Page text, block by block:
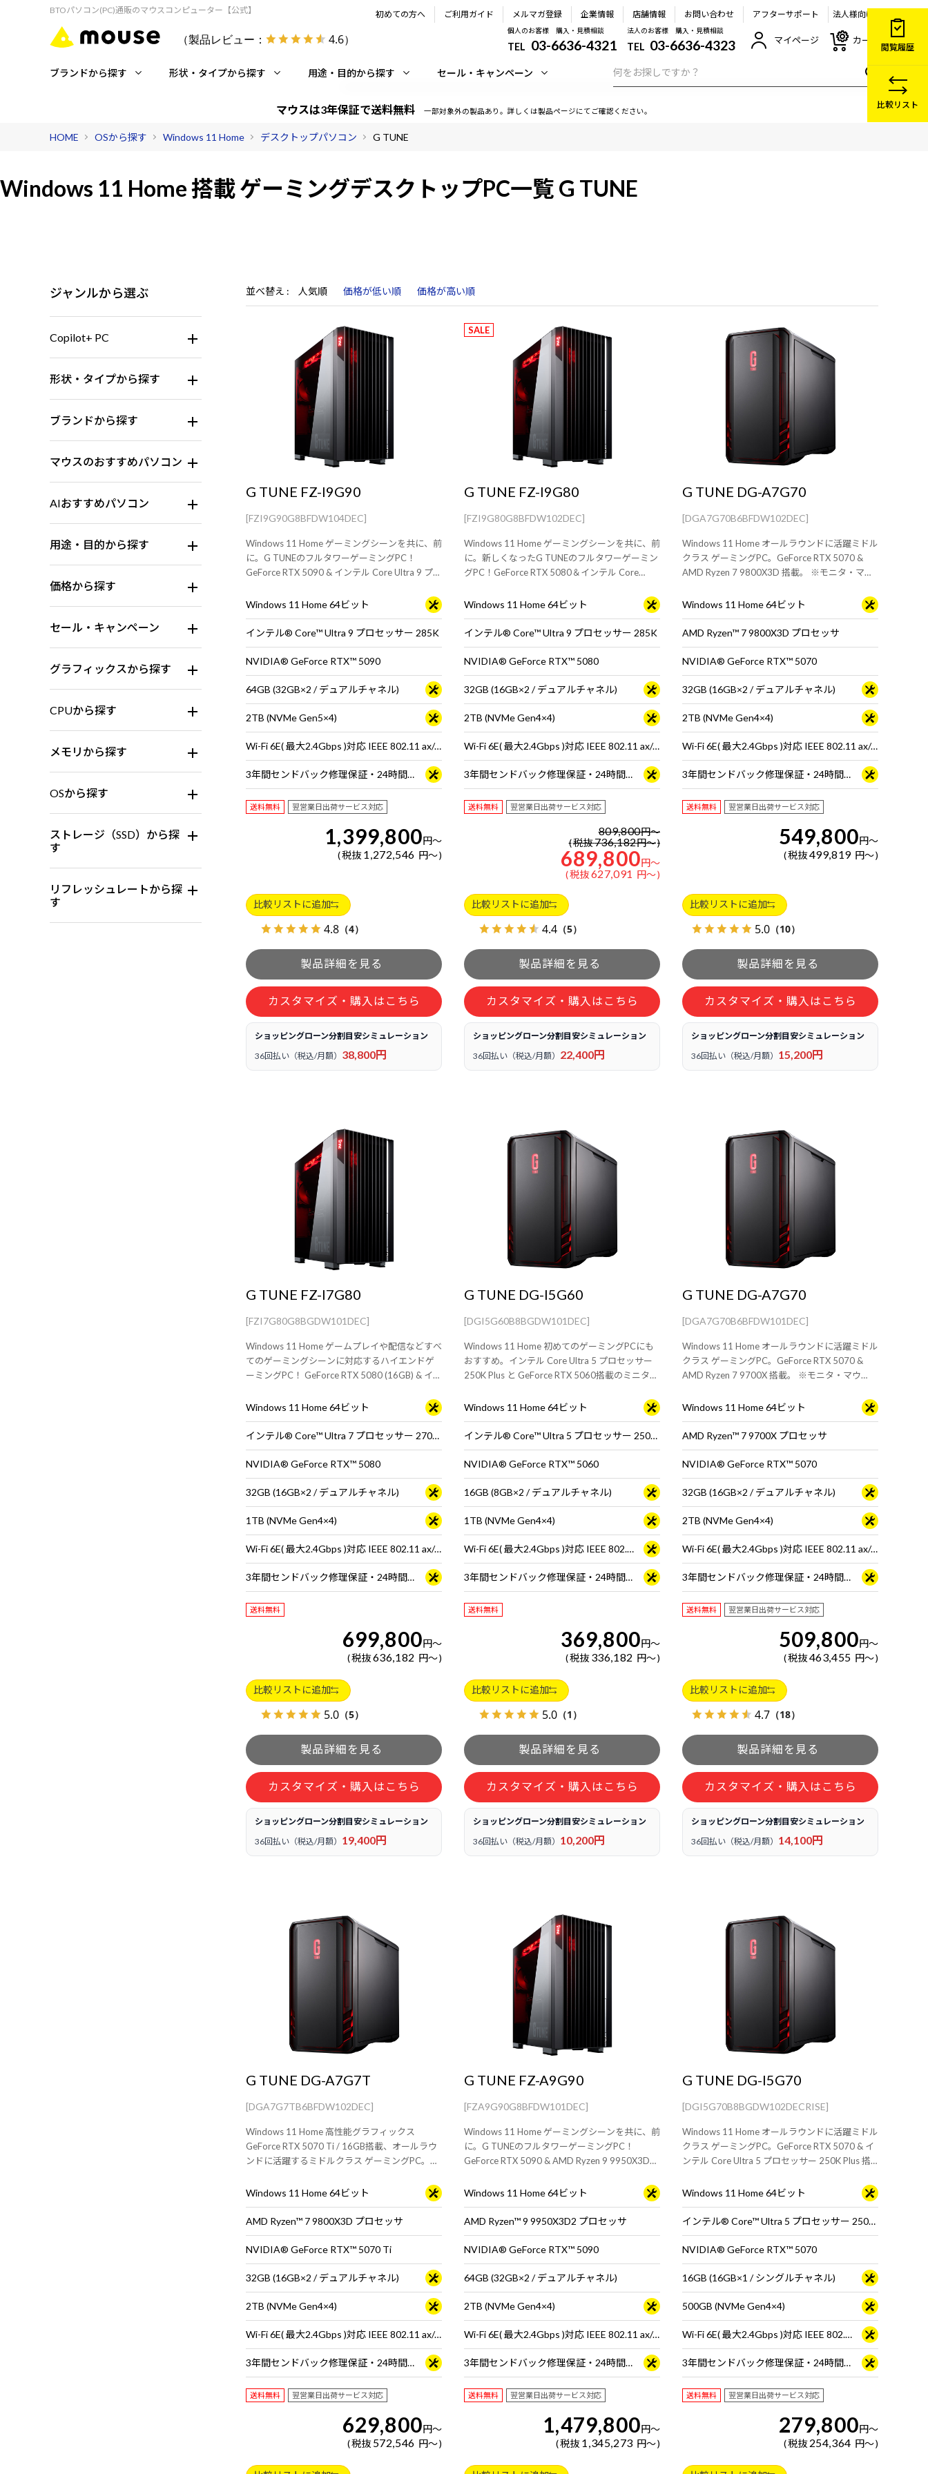
BTOパソコン(PC)通販のマウスコンピューター【公式】
（製品レビュー： 4.6）
初めての方へ ご利用ガイド メルマガ登録 企業情報 店舗情報 お問い合わせ アフターサポート 法人様向け
個人のお客様 購入・見積相談
TEL 03-6636-4321
法人のお客様 購入・見積相談
TEL 03-6636-4323 マイページ カート
ブランドから探す 形状・タイプから探す 用途・目的から探す セール・キャンペーン
マウスは3年保証で送料無料 一部対象外の製品あり。詳しくは製品ページにてご確認ください。
HOME OSから探す Windows 11 Home デスクトップパソコン G TUNE
Windows 11 Home 搭載ゲーミングデスクトップPC一覧 G TUNE
ジャンルから選ぶ
Copilot+ PC
形状・タイプから探す
ブランドから探す
マウスのおすすめパソコン
AIおすすめパソコン
用途・目的から探す
価格から探す
セール・キャンペーン
グラフィックスから探す
CPUから探す
メモリから探す
OSから探す
ストレージ（SSD）から探
す
リフレッシュレートから探
す
並べ替え 人気順 価格が低い順 価格が高い順
G TUNE FZ-I9G90
[FZI9G90G8BFDW104DEC]
Windows 11 Home ゲーミングシーンを共に、前
に。G TUNEのフルタワーゲーミングPC！
GeForce RTX 5090 & インテル Core Ultra 9 プロ
ボードは別売りです。
Windows 11 Home 64ビット
インテル® Core™ Ultra 9 プロセッサー 285K
NVIDIA® GeForce RTX™ 5090
64GB (32GB×2 / デュアルチャネル)
2TB (NVMe Gen5×4)
Wi-Fi 6E( 最大2.4Gbps )対応 IEEE 802.11 ax/ac/a/b/g/n準拠 ＋ Bluetooth 5内蔵
3年間センドバック修理保証・24時間×365日電話サポート
送料無料 翌営業日出荷サービス対応
1,399,800円～
税抜 1,272,546 円～
比較リストに追加
4.8 （4）
カスタマイズ・購入はこちら
ショッピングローン分割目安シミュレーション
36回払い（税込/月額） 38,800円
SALE
G TUNE FZ-I9G80
[FZI9G80G8BFDW102DEC]
Windows 11 Home ゲーミングシーンを共に、前
に。新しくなったG TUNEのフルタワーゲーミン
グPC！GeForce RTX 5080＆インテル Core
ウス・キーボードは別売りです。
Windows 11 Home 64ビット
インテル® Core™ Ultra 9 プロセッサー 285K
NVIDIA® GeForce RTX™ 5080
32GB (16GB×2 / デュアルチャネル)
2TB (NVMe Gen4×4)
Wi-Fi 6E( 最大2.4Gbps )対応 IEEE 802.11 ax/ac/a/b/g/n準拠 ＋ Bluetooth 5内蔵
3年間センドバック修理保証・24時間×365日電話サポート
送料無料 翌営業日出荷サービス対応
809,800円～
税抜736,182円～
689,800円～
税抜 627,091 円～
比較リストに追加
4.4 （5）
カスタマイズ・購入はこちら
ショッピングローン分割目安シミュレーション
36回払い（税込/月額） 22,400円
G TUNE DG-A7G70
[DGA7G70B6BFDW102DEC]
Windows 11 Home オールラウンドに活躍ミドル
クラス ゲーミングPC。GeForce RTX 5070 &
AMD Ryzen 7 9800X3D 搭載。 ※モニタ・マウ
Windows 11 Home 64ビット
AMD Ryzen™ 7 9800X3D プロセッサ
NVIDIA® GeForce RTX™ 5070
32GB (16GB×2 / デュアルチャネル)
2TB (NVMe Gen4×4)
Wi-Fi 6E( 最大2.4Gbps )対応 IEEE 802.11 ax/ac/a/b/g/n準拠 ＋ Bluetooth 5内蔵
3年間センドバック修理保証・24時間×365日電話サポート
送料無料 翌営業日出荷サービス対応
549,800円～
税抜 499,819 円～
比較リストに追加
5.0 （10）
カスタマイズ・購入はこちら
ショッピングローン分割目安シミュレーション
36回払い（税込/月額） 15,200円
G TUNE FZ-I7G80
[FZI7G80G8BGDW101DEC]
Windows 11 Home ゲームプレイや配信などすべ
てのゲーミングシーンに対応するハイエンドゲ
ーミングPC！ GeForce RTX 5080 (16GB) & イン
Windows 11 Home 64ビット
インテル® Core™ Ultra 7 プロセッサー 270K Plus
NVIDIA® GeForce RTX™ 5080
32GB (16GB×2 / デュアルチャネル)
1TB (NVMe Gen4×4)
Wi-Fi 6E( 最大2.4Gbps )対応 IEEE 802.11 ax/ac/a/b/g/n準拠 ＋ Bluetooth 5内蔵
3年間センドバック修理保証・24時間×365日電話サポート
送料無料
699,800円～
税抜 636,182 円～
比較リストに追加
5.0 （5）
カスタマイズ・購入はこちら
ショッピングローン分割目安シミュレーション
36回払い（税込/月額） 19,400円
G TUNE DG-I5G60
[DGI5G60B8BGDW101DEC]
Windows 11 Home 初めてのゲーミングPCにも
おすすめ。インテル Core Ultra 5 プロセッサー
250K Plus と GeForce RTX 5060搭載のミニタワ
ボードは別売りです。
Windows 11 Home 64ビット
インテル® Core™ Ultra 5 プロセッサー 250K Plus ※65W動作
NVIDIA® GeForce RTX™ 5060
16GB (8GB×2 / デュアルチャネル)
1TB (NVMe Gen4×4)
Wi-Fi 6E( 最大2.4Gbps )対応 IEEE 802.11 ax/ac/a/b/g/n準拠 ＋ Bluetooth 5内蔵
3年間センドバック修理保証・24時間×365日電話サポート
送料無料
369,800円～
税抜 336,182 円～
比較リストに追加
5.0 （1）
カスタマイズ・購入はこちら
ショッピングローン分割目安シミュレーション
36回払い（税込/月額） 10,200円
G TUNE DG-A7G70
[DGA7G70B6BFDW101DEC]
Windows 11 Home オールラウンドに活躍ミドル
クラス ゲーミングPC。GeForce RTX 5070 &
AMD Ryzen 7 9700X 搭載。 ※モニタ・マウ
Windows 11 Home 64ビット
AMD Ryzen™ 7 9700X プロセッサ
NVIDIA® GeForce RTX™ 5070
32GB (16GB×2 / デュアルチャネル)
2TB (NVMe Gen4×4)
Wi-Fi 6E( 最大2.4Gbps )対応 IEEE 802.11 ax/ac/a/b/g/n準拠 ＋ Bluetooth 5内蔵
3年間センドバック修理保証・24時間×365日電話サポート
送料無料 翌営業日出荷サービス対応
509,800円～
税抜 463,455 円～
比較リストに追加
4.7 （18）
カスタマイズ・購入はこちら
ショッピングローン分割目安シミュレーション
36回払い（税込/月額） 14,100円
G TUNE DG-A7G7T
[DGA7G7TB6BFDW102DEC]
Windows 11 Home 高性能グラフィックス
GeForce RTX 5070 Ti / 16GB搭載、オールラウ
ンドに活躍するミドルクラス ゲーミングPC。快
マウス・キーボードは別売りです。
Windows 11 Home 64ビット
AMD Ryzen™ 7 9800X3D プロセッサ
NVIDIA® GeForce RTX™ 5070 Ti
32GB (16GB×2 / デュアルチャネル)
2TB (NVMe Gen4×4)
Wi-Fi 6E( 最大2.4Gbps )対応 IEEE 802.11 ax/ac/a/b/g/n準拠 ＋ Bluetooth 5内蔵
3年間センドバック修理保証・24時間×365日電話サポート
送料無料 翌営業日出荷サービス対応
629,800円～
税抜 572,546 円～
G TUNE FZ-A9G90
[FZA9G90G8BFDW101DEC]
Windows 11 Home ゲーミングシーンを共に、前
に。G TUNEのフルタワーゲーミングPC！
GeForce RTX 5090 & AMD Ryzen 9 9950X3D2
ドは別売りです。
Windows 11 Home 64ビット
AMD Ryzen™ 9 9950X3D2 プロセッサ
NVIDIA® GeForce RTX™ 5090
64GB (32GB×2 / デュアルチャネル)
2TB (NVMe Gen4×4)
Wi-Fi 6E( 最大2.4Gbps )対応 IEEE 802.11 ax/ac/a/b/g/n準拠 ＋ Bluetooth 5内蔵
3年間センドバック修理保証・24時間×365日電話サポート
送料無料 翌営業日出荷サービス対応
1,479,800円～
税抜 1,345,273 円～
G TUNE DG-I5G70
[DGI5G70B8BGDW102DECRISE]
Windows 11 Home オールラウンドに活躍ミドル
クラス ゲーミングPC。GeForce RTX 5070 & イ
ンテル Core Ultra 5 プロセッサー 250K Plus 搭
す。
Windows 11 Home 64ビット
インテル® Core™ Ultra 5 プロセッサー 250K Plus ※65W動作
NVIDIA® GeForce RTX™ 5070
16GB (16GB×1 / シングルチャネル)
500GB (NVMe Gen4×4)
Wi-Fi 6E( 最大2.4Gbps )対応 IEEE 802.11 ax/ac/a/b/g/n準拠 ＋ Bluetooth 5内蔵
3年間センドバック修理保証・24時間×365日電話サポート
送料無料 翌営業日出荷サービス対応
279,800円～
税抜 254,364 円～
閲覧履歴
比較リスト